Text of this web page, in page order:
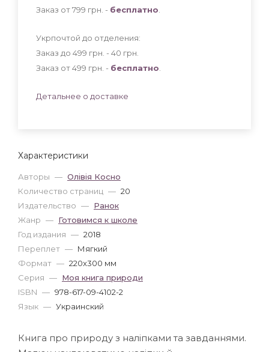
Характеристики
Авторы — Олівія Косно
Количество страниц — 20
Издательство — Ранок
Жанр — Готовимся к школе
Год издания — 2018
Переплет — Мягкий
Формат — 220x300 мм
Серия — Моя книга природи
ISBN — 978-617-09-4102-2
Язык — Украинский
Заказ от 799 грн. - бесплатно
Укрпочтой до отделения:
Заказ до 499 грн. - 40 грн
Заказ от 499 грн. - бесплатно
Детальнее о доставке
Книга про природу з наліпками та завданнями.